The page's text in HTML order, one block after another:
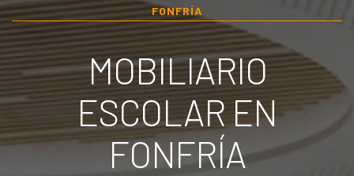
FONFRÍA
MOBILIARIO
ESCOLAR EN
FONFRÍA